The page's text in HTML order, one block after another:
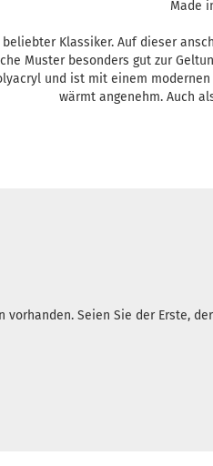
Made
Klassiker. Auf dieser
Muster besonders gut zur
und ist mit einem
wärmt angenehm. Auch
vorhanden. Seien Sie der Erste,